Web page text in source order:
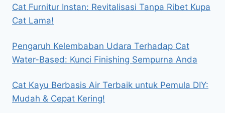
Cat Furnitur Instan: Revitalisasi Tanpa Ribet Kupa
Cat Lama!
Pengaruh Kelembaban Udara Terhadap Cat
Water-Based: Kunci Finishing Sempurna Anda
Cat Kayu Berbasis Air Terbaik untuk Pemula DIY:
Mudah & Cepat Kering!